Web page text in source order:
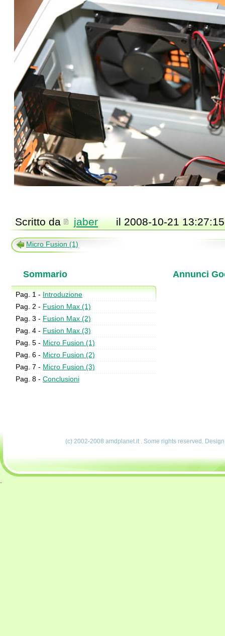
Scritto da jaber il 2008-10-21
Micro Fusion (1)
Sommario
Pag. 1 - Introduzione
Pag. 2 - Fusion Max (1)
Pag. 3 - Fusion Max (2)
Pag. 4 - Fusion Max (3)
Pag. 5 - Micro Fusion (1)
Pag. 6 - Micro Fusion (2)
Pag. 7 - Micro Fusion (3)
Pag. 8 - Conclusioni
Annunci
(c) 2002-2008 amdplanet.it . Some rights reserved.